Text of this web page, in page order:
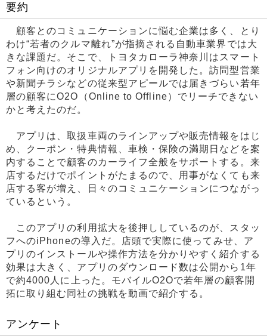
要約
顧客とのコミュニケーションに悩む企業は多く、とり
わけ“若者のクルマ離れ”が指摘される自動車業界では大
きな課題だ。そこで、トヨタカローラ神奈川はスマート
フォン向けのオリジナルアプリを開発した。訪問型営業
や新聞チラシなどの従来型アピールでは届きづらい若年
層の顧客にO2O（Online to Offline）でリーチできない
かと考えたのだ。
アプリは、取扱車両のラインアップや販売情報をはじ
め、クーポン・特典情報、車検・保険の満期日などを案
内することで顧客のカーライフ全般をサポートする。来
店するだけでポイントがたまるので、用事がなくても来
店する客が増え、日々のコミュニケーションにつながっ
ているという。
このアプリの利用拡大を後押ししているのが、スタッ
フへのiPhoneの導入だ。店頭で実際に使ってみせ、ア
プリのインストールや操作方法を分かりやすく紹介する
効果は大きく、アプリのダウンロード数は公開から1年
で約4000人に上った。モバイルO2Oで若年層の顧客開
拓に取り組む同社の挑戦を動画で紹介する。
アンケート